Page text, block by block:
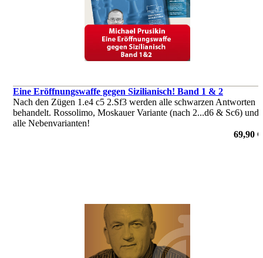
Eine Eröffnungswaffe gegen Sizilianisch! Band 1 & 2
Nach den Zügen 1.e4 c5 2.Sf3 werden alle schwarzen Antworten
behandelt. Rossolimo, Moskauer Variante (nach 2...d6 & Sc6) und
alle Nebenvarianten!
69,90 €